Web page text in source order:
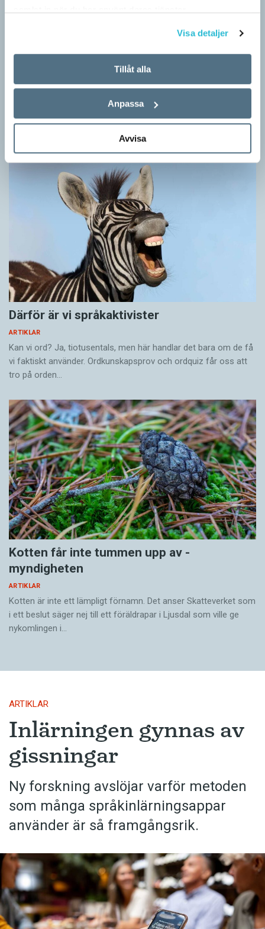
Visa detaljer
Tillåt alla
Anpassa
Avvisa
Fråga: Jag har hört om catfishing, men nu har jag sett
dogfishing användas om folks profiler på dejtningappar också.
Vad betyder det? Jona Svar: Både…
Därför är vi språkaktivister
ARTIKLAR
Kan vi ord? Ja, tiotusentals, men här handlar det bara om de få
vi faktiskt använder. Ordkunskapsprov och ordquiz får oss att
tro på orden…
Kotten får inte tummen upp av ­
myndigheten
ARTIKLAR
Kotten är inte ett lämpligt förnamn. Det anser Skatte­verket som
i ett beslut säger nej till ett föräldra­par i Ljusdal som ville ge
nykomlingen i…
ARTIKLAR
Inlärningen gynnas av
gissningar
Ny forskning avslöjar varför metoden
som många språkinlärningsappar
använder är så framgångsrik.